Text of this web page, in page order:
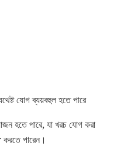
যোগ ব্যয়বহুল হতে পারে
হতে পারে, যা খরচ যোগ করা
পারেন।